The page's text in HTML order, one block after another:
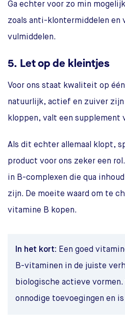
Ga echter voor zo min
zoals anti-klontermiddelen en
vulmiddelen.
5. Let op de kleintjes
Voor ons staat kwaliteit op
natuurlijk, actief en zuiver
kloppen, valt een supplement
Als dit echter allemaal klopt,
product voor ons zeker een
in B-complexen die qua
zijn. De moeite waard om te
vitamine B kopen.
In het kort: Een goed
B-vitaminen in de juiste
biologische actieve vormen.
onnodige toevoegingen en